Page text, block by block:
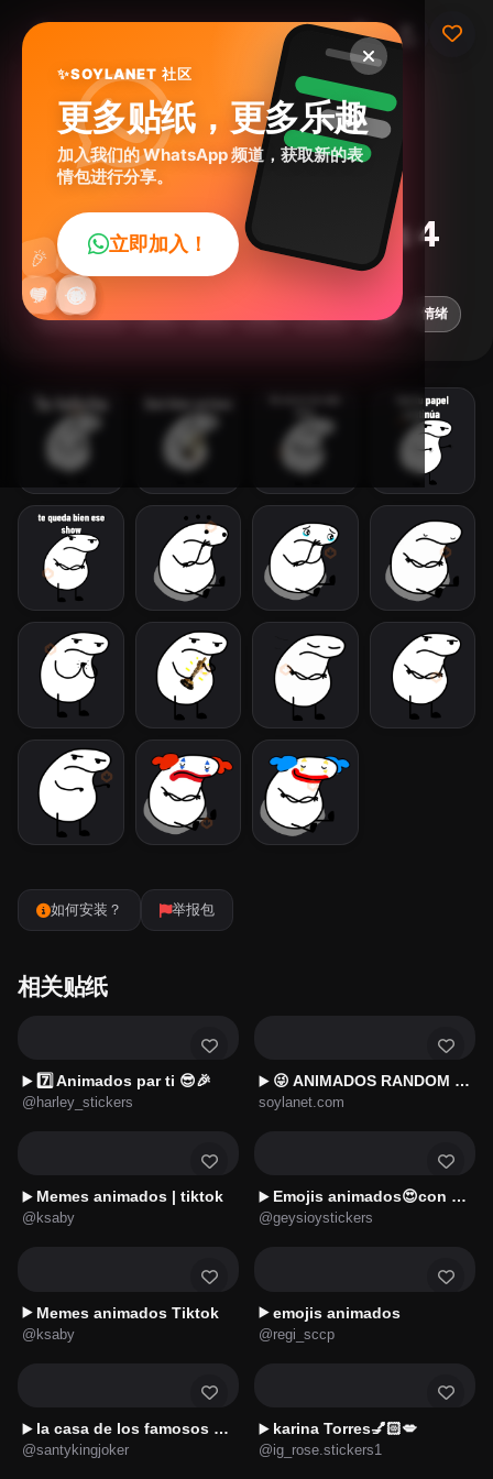
deformitos animados 4
@deformitos_oficial A2E5M
15stickers 幽默 情绪
如何安装？ 举报包
相关贴纸
▶️ 7️⃣ Animados par ti 😎🎉
@harley_stickers
▶️ 😜 ANIMADOS RANDOM 40 😎
soylanet.com
▶️ Memes animados | tiktok
@ksaby
▶️ Emojis animados😍con Estilo 4👑
@geysioystickers
▶️ Memes animados Tiktok
@ksaby
▶️ emojis animados
@regi_sccp
▶️ la casa de los famosos 2026
@santykingjoker
▶️ karina Torres💅🏻💋
@ig_rose.stickers1
😎
😂
🔥
💬
❤️ ✨
🤩
😜
🎉 👍
✨SOYLANET 社区
更多贴纸，更多乐趣
加入我们的 WhatsApp 频道，获取新的表
情包进行分享。
立即加入！